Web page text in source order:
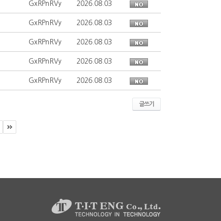
GxRPnRVy 2026.08.03
GxRPnRVy 2026.08.03
GxRPnRVy 2026.08.03
GxRPnRVy 2026.08.03
GxRPnRVy 2026.08.03
글쓰기